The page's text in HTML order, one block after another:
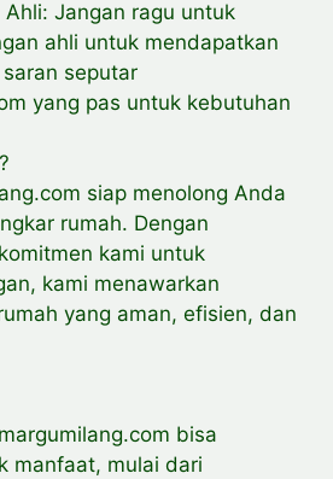
Jangan ragu untuk
ahli untuk mendapatkan
seputar
yang pas untuk kebutuhan
siap menolong Anda
rumah. Dengan
kami untuk
kami menawarkan
yang aman, efisien, dan
bisa
manfaat, mulai dari